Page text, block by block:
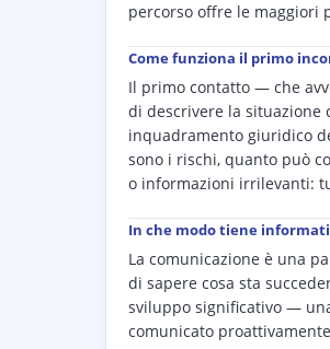
percorso offre le maggiori
Come funziona il primo
Il primo contatto — che
di descrivere la
inquadramento giuridico
sono i rischi, quanto può
o informazioni irrilevanti:
In che modo tiene
La comunicazione è una
di sapere cosa sta
sviluppo significativo —
comunicato